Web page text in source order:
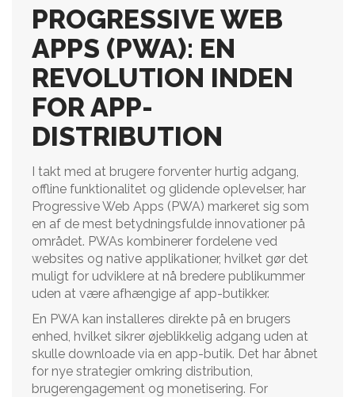
PROGRESSIVE WEB
APPS (PWA): EN
REVOLUTION INDEN
FOR APP-
DISTRIBUTION
I takt med at brugere forventer hurtig adgang,
offline funktionalitet og glidende oplevelser, har
Progressive Web Apps (PWA) markeret sig som
en af de mest betydningsfulde innovationer på
området. PWAs kombinerer fordelene ved
websites og native applikationer, hvilket gør det
muligt for udviklere at nå bredere publikummer
uden at være afhængige af app-butikker.
En PWA kan installeres direkte på en brugers
enhed, hvilket sikrer øjeblikkelig adgang uden at
skulle downloade via en app-butik. Det har åbnet
for nye strategier omkring distribution,
brugerengagement og monetisering. For